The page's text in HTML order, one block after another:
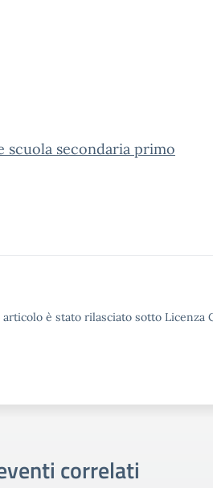
secondaria primo
è stato rilasciato sotto
correlati